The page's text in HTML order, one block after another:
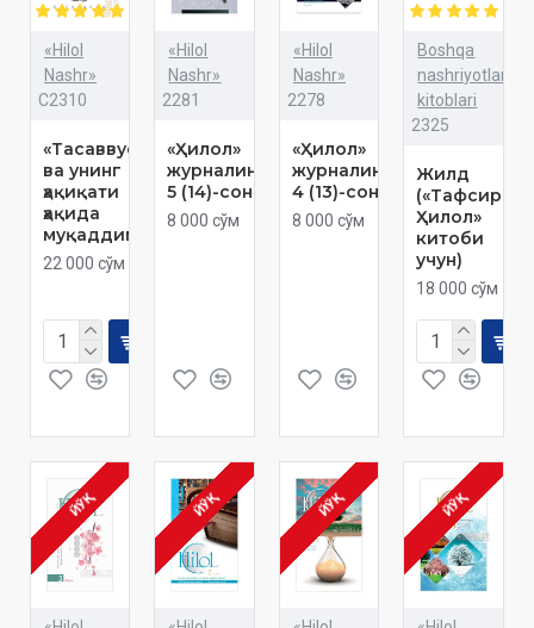
«Hilol
Nashr»
C2310
«Тасаввуф
ва унинг
ҳақиқати
ҳақида
муқаддима»
22 000 сўм
«Hilol
Nashr»
2281
«Ҳилол»
журналининг
5 (14)-сони
8 000 сўм
«Hilol
Nashr»
2278
«Ҳилол»
журналининг
4 (13)-сони
8 000 сўм
Boshqa
nashriyotlar
kitoblari
2325
Жилд
(«Тафсири
Ҳилол»
китоби
учун)
18 000 сўм
ЙЎҚ ЙЎҚ ЙЎҚ ЙЎҚ